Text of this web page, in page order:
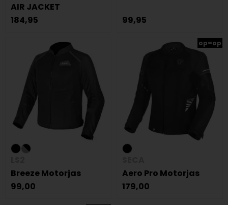
AIR JACKET
184,95
99,95
Breeze Motorjas
99,00
op=op
Aero Pro Motorjas
179,00